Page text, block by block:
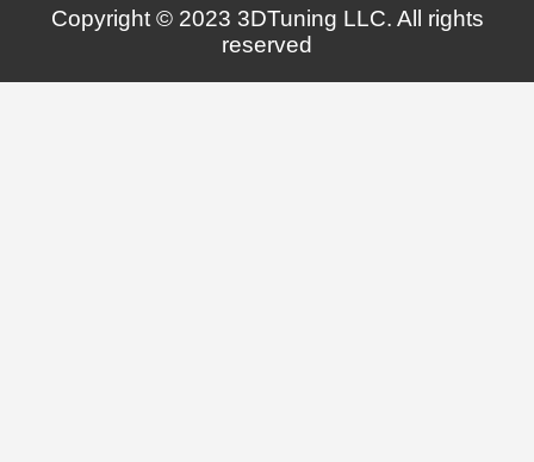
Copyright © 2023 3DTuning LLC. All rights
reserved